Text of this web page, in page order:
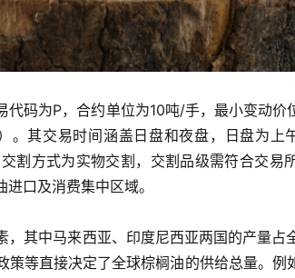
代码为P，合约单位为10吨/手，最小变动
。其交易时间涵盖日盘和夜盘，日盘为上
割方式为实物交割，交割品级需符合交易
口及消费集中区域。
其中马来西亚、印度尼西亚两国的产量占
策等直接决定了全球棕榈油的供给总量。例